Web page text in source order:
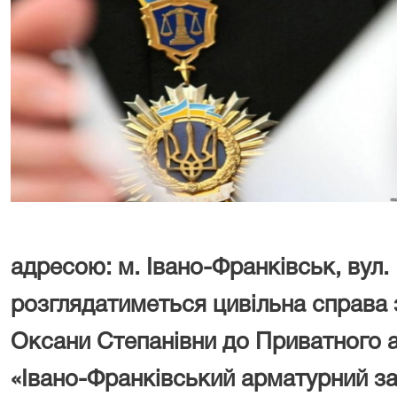
адресою: м. Івано-Франківськ,
розглядатиметься цивільна справа
Оксани Степанівни до Приватного
«Івано-Франківський арматурний